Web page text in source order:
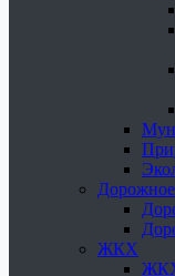
Дорожное
ЖКХ